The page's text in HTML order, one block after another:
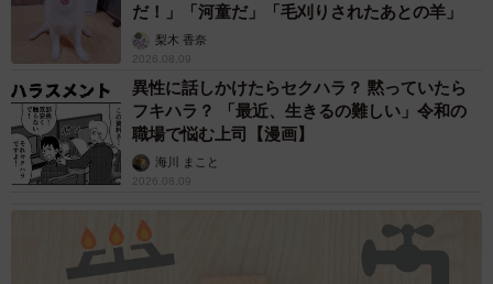
だ！」「河童だ」「毛刈りされたあとの羊」
梨木 香奈
2026.08.09
異性に話しかけたらセクハラ？ 黙っていたら
フキハラ？ 「最近、生きるの難しい」令和の
職場で悩む上司【漫画】
海川 まこと
2026.08.09